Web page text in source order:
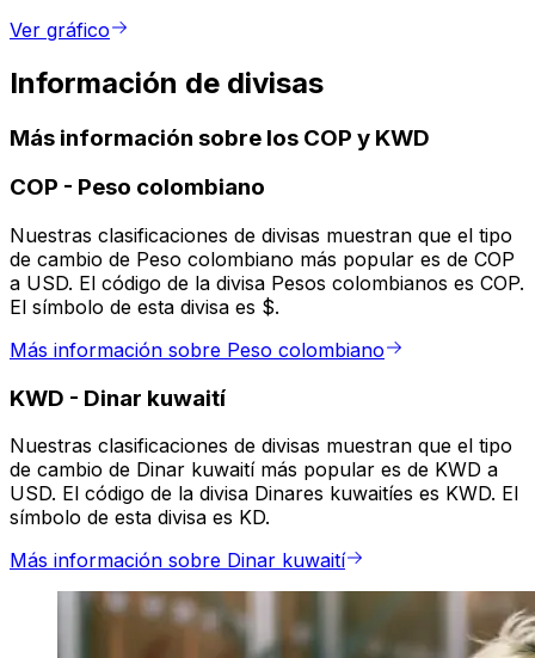
Ver gráfico
Información de divisas
Más información sobre los COP y KWD
COP - Peso colombiano
Nuestras clasificaciones de divisas muestran que el tipo
de cambio de Peso colombiano más popular es de COP
a USD. El código de la divisa Pesos colombianos es COP.
El símbolo de esta divisa es $.
Más información sobre Peso colombiano
KWD - Dinar kuwaití
Nuestras clasificaciones de divisas muestran que el tipo
de cambio de Dinar kuwaití más popular es de KWD a
USD. El código de la divisa Dinares kuwaitíes es KWD. El
símbolo de esta divisa es KD.
Más información sobre Dinar kuwaití